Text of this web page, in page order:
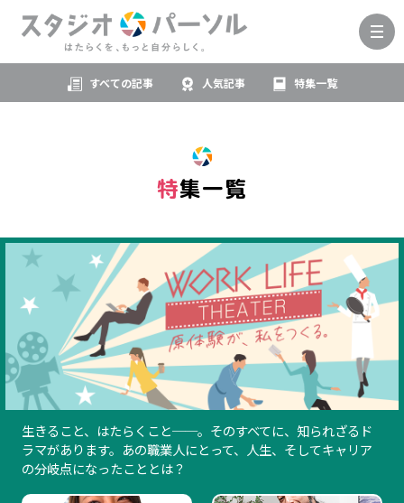
すべての記事 人気記事 特集一覧
特集一覧
生きること、はたらくこと──。そのすべてに、知られざるド
ラマがあります。あの職業人にとって、人生、そしてキャリア
の分岐点になったこととは？